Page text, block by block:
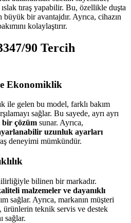
tıraş yapabilir. Bu, özellikle duşta
büyük bir avantajdır. Ayrıca, cihazın
kolaylaştırır.
90 Tercih
Ekonomiklik
ile gelen bu model, farklı bakım
sağlar. Bu sayede, ayrı ayrı
bir çözüm sunar. Ayrıca,
uzunluk ayarları
deneyimi mümkündür.
bilinen bir markadır.
malzemeler ve dayanıklı
sağlar. Ayrıca, markanın müşteri
teknik servis ve destek
sağlar.